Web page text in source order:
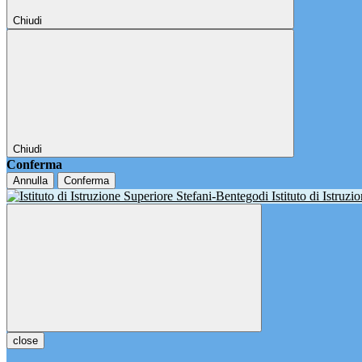
Chiudi
Chiudi
Conferma
Annulla Conferma
Istituto di
close